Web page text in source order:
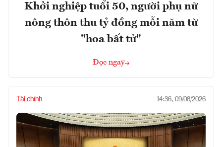
Khởi nghiệp tuổi 50, người phụ nữ
nông thôn thu tỷ đồng mỗi năm từ
"hoa bất tử"
Đọc ngay
Tài chính 14:36, 09/08/2026